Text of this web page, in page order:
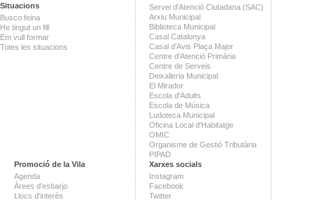
Situacions
Busco feina
He tingut un fill
Em vull formar
Totes les situacions
Servei d'Atenció Ciutadana (SAC)
Arxiu Municipal
Biblioteca Municipal
Casal Catalunya
Casal d'Avis Plaça Major
Centre d'Atenció Primària
Centre de Serveis
Deixalleria Municipal
El Mirador
Escola d'Adults
Escola de Música
Ludoteca Municipal
Oficina Local d'Habitatge
OMIC
Organisme de Gestió Tributària
PIPAD
Promoció de la Vila
Agenda
Àrees d'esbarjo
Llocs d'interès
Xarxes socials
Instagram
Facebook
Twitter